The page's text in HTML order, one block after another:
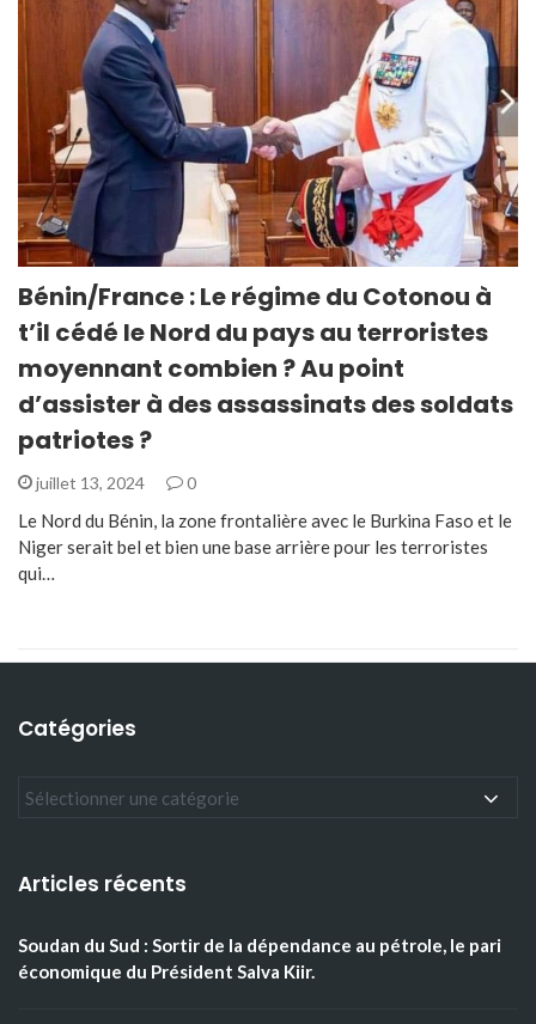
Bénin/France : Le régime du Cotonou à
t’il cédé le Nord du pays au terroristes
moyennant combien ? Au point
d’assister à des assassinats des soldats
patriotes ?
juillet 13, 2024 0
Le Nord du Bénin, la zone frontalière avec le Burkina Faso et le
Niger serait bel et bien une base arrière pour les terroristes
qui…
Catégories
Articles récents
Soudan du Sud : Sortir de la dépendance au pétrole, le pari
économique du Président Salva Kiir.